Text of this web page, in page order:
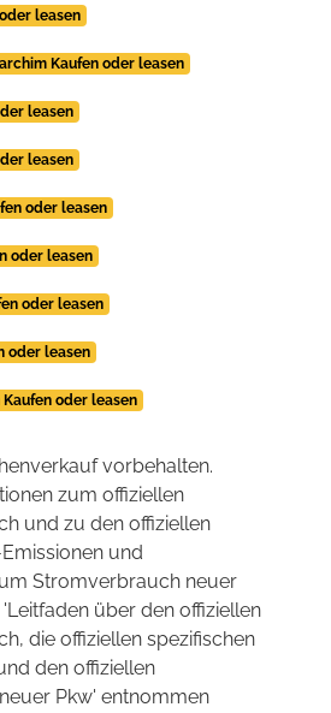
leasen
Kaufen oder leasen
leasen
leasen
oder leasen
oder leasen
oder leasen
oder leasen
oder leasen
vorbehalten.
zum offiziellen
und zu den offiziellen
und
Stromverbrauch neuer
über den offiziellen
die offiziellen spezifischen
den offiziellen
Pkw' entnommen